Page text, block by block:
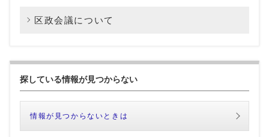
区政会議について
探している情報が見つからない
情報が見つからないときは